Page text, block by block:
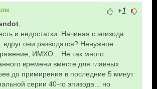
+1
и недостатки. Начиная с эпизода
вдруг они разводятся? Ненужное
ИМХО... Не так много
времени вместе для главных
до примирения в последние 5 минут
серии 40-го эпизода... но